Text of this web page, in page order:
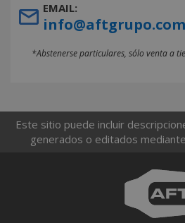
EMAIL:
info@aftgrupo.com
*Abstenerse particulares, sólo venta a
Este sitio puede incluir
generados o editados